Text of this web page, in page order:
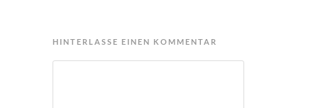
HINTERLASSE EINEN KOMMENTAR